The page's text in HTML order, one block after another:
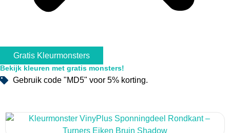
Gratis Kleurmonsters
Bekijk kleuren met gratis monsters!
Gebruik code "MD5" voor 5% korting.